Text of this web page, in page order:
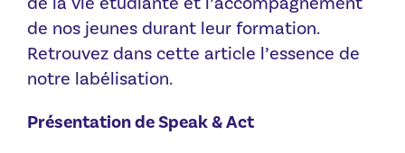
de nos jeunes durant leur formation.
Retrouvez dans cette article l’essence de
notre labélisation.
Présentation de Speak & Act